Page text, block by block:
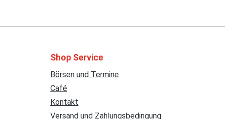
Shop Service
Börsen und Termine
Café
Kontakt
Versand und Zahlungsbedingung